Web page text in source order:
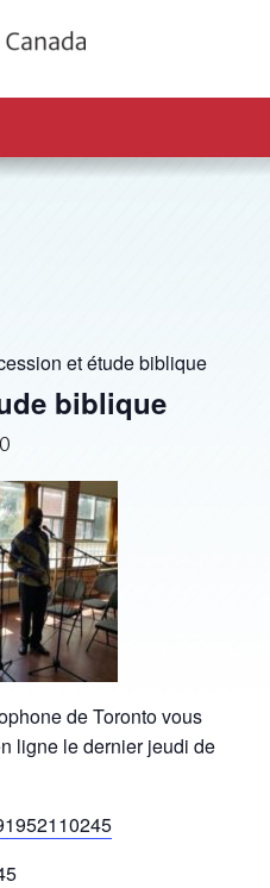
et étude biblique
biblique
de Toronto vous
ligne le dernier jeudi de